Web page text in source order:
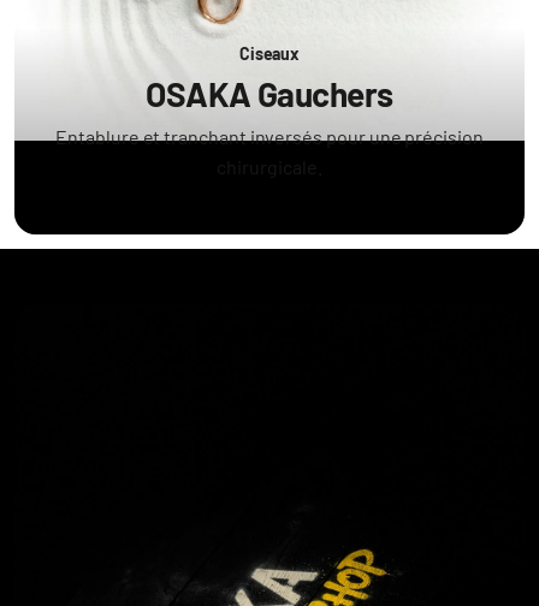
Ciseaux
OSAKA Gauchers
Entablure et tranchant inversés pour une précision